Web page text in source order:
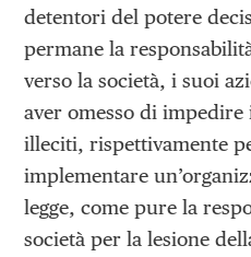
detentori del potere
permane la
verso la società, i suoi
aver omesso di
illeciti, rispettivamente
implementare
legge, come pure la
società per la lesione